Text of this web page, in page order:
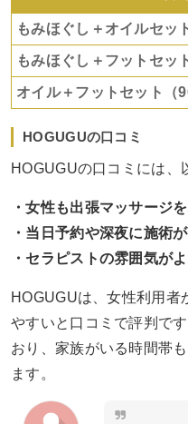
もみほぐし＋オイルセッ
もみほぐし＋フットセッ
オイル＋フットセット（
HOGUGUの口コミ
HOGUGUの口コミには、
・女性も出張マッサージ
・当日予約や深夜に施術
・セラピストの雰囲気が
HOGUGUは、女性利用者
やすいと口コミで評判で
おり、家族がいる時間帯
ます。